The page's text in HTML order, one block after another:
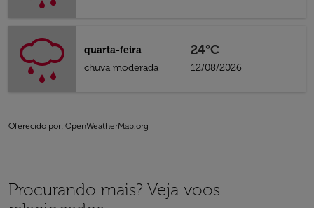
quarta-feira
chuva moderada
24°C
12/08/2026
Oferecido por: OpenWeatherMap.org
Procurando mais? Veja voos